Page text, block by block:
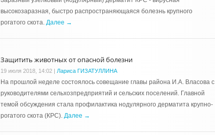
высокозаразная, быстро распространяющаяся болезнь крупного
рогатого скота. Далее →
Защитить животных от опасной болезни
19 июля 2018, 14:02 | Лариса ГИЗАТУЛЛИНА
На прошлой неделе состоялось совещание главы района И.А. Власова с
руководителями сельхозпредприятий и сельских поселений. Главной
темой обсуждения стала профилактика нодулярного дерматита крупно-
рогатого скота (КРС). Далее →